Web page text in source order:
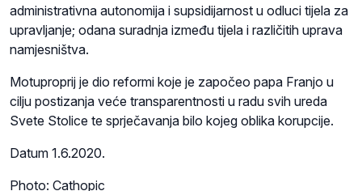
administrativna autonomija i supsidijarnost u odluci tijela za
upravljanje; odana suradnja između tijela i različitih uprava
namjesništva.
Motuproprij je dio reformi koje je započeo papa Franjo u
cilju postizanja veće transparentnosti u radu svih ureda
Svete Stolice te sprječavanja bilo kojeg oblika korupcije.
Datum 1.6.2020.
Photo: Cathopic